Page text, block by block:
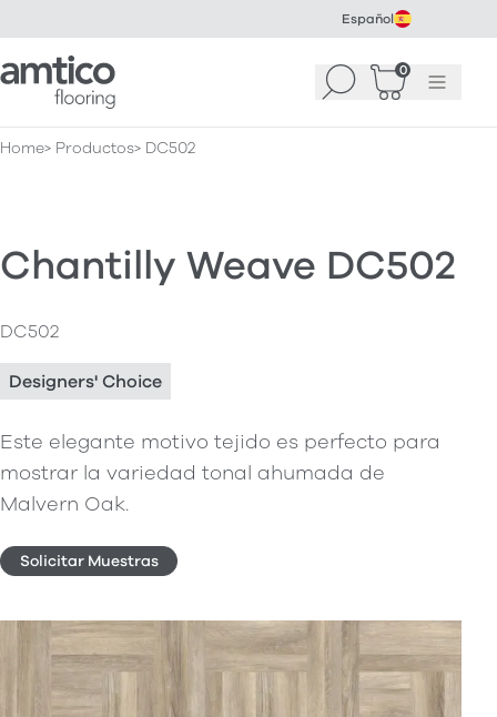
Español
Amtico Flooring Buscar 0
Cesta (0)
Menú
Home Productos DC502
Chantilly Weave DC502
DC502
Designers' Choice
Este elegante motivo tejido es perfecto para
mostrar la variedad tonal ahumada de
Malvern Oak.
Solicitar Muestras